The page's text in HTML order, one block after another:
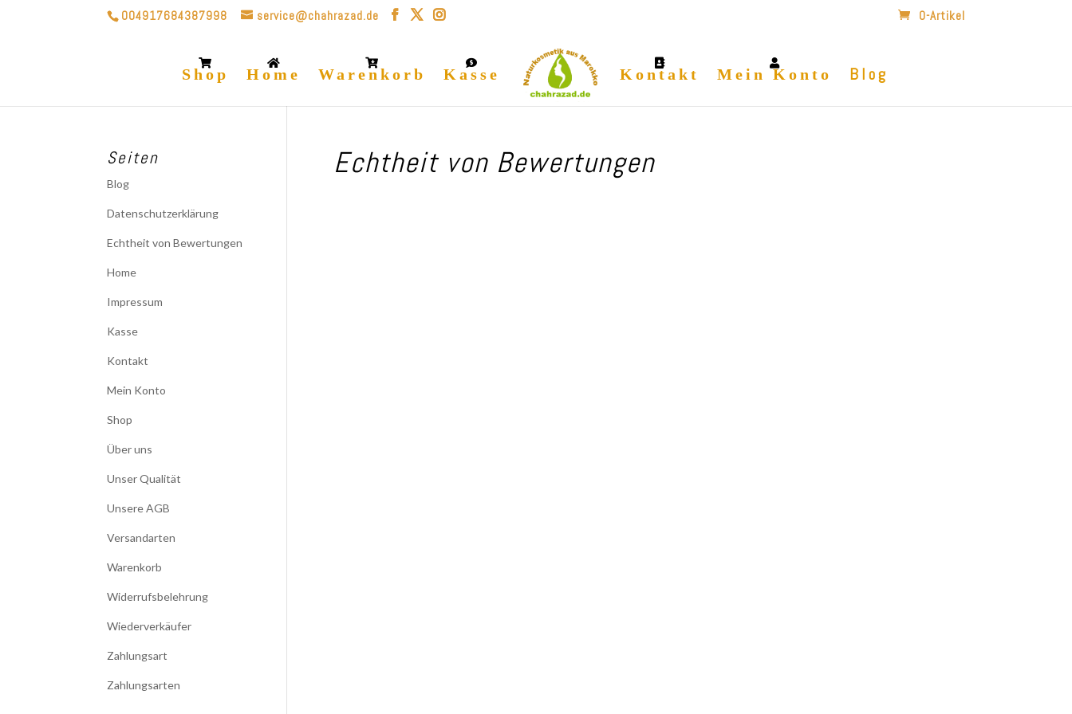
004917684387998 service@chahrazad.de 0-Artikel
Shop Home Warenkorb Kasse Kontakt Mein Konto Blog
Echtheit von Bewertungen
Seiten
Blog
Datenschutzerklärung
Echtheit von Bewertungen
Home
Impressum
Kasse
Kontakt
Mein Konto
Shop
Über uns
Unser Qualität
Unsere AGB
Versandarten
Warenkorb
Widerrufsbelehrung
Wiederverkäufer
Zahlungsart
Zahlungsarten